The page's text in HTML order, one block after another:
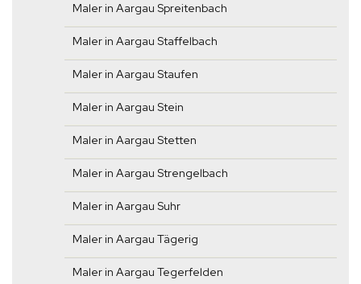
Maler in Aargau Spreitenbach
Maler in Aargau Staffelbach
Maler in Aargau Staufen
Maler in Aargau Stein
Maler in Aargau Stetten
Maler in Aargau Strengelbach
Maler in Aargau Suhr
Maler in Aargau Tägerig
Maler in Aargau Tegerfelden